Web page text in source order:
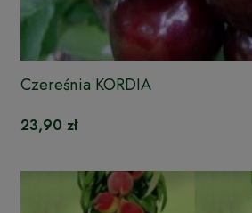
Czereśnia KORDIA
23,90 zł